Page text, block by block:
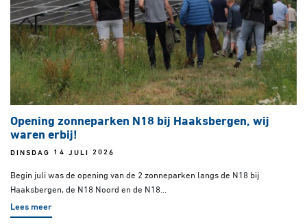
Opening zonneparken N18 bij Haaksbergen, wij
waren erbij!
DINSDAG 14 JULI 2026
Begin juli was de opening van de 2 zonneparken langs de N18 bij
Haaksbergen, de N18 Noord en de N18...
Lees meer